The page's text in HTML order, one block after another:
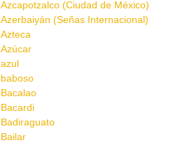
Azcapotzalco (Ciudad de México)
Azerbaiyán (Señas Internacional)
Azteca
Azúcar
azul
baboso
Bacalao
Bacardi
Badiraguato
Bailar